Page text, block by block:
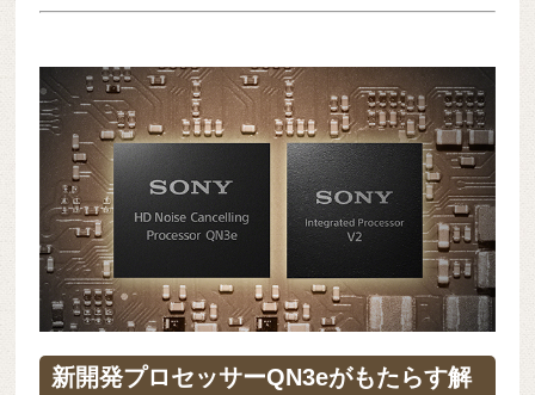
新開発プロセッサーQN3eがもたらす解